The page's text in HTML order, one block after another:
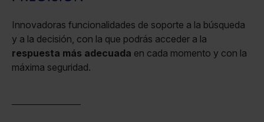
Innovadoras funcionalidades de soporte a la búsqueda
y a la decisión, con la que podrás acceder a la
respuesta más adecuada en cada momento y con la
máxima seguridad.